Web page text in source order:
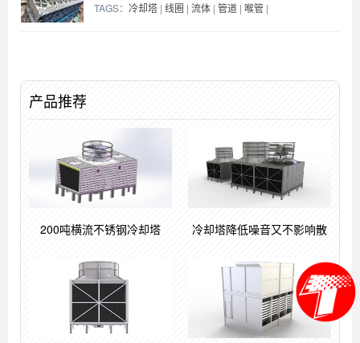
TAGS： 冷却塔 | 线圈 | 流体 | 管道 | 喉管 |
产品推荐
200吨横流不锈钢冷却塔 冷却塔降低噪音又不影响散